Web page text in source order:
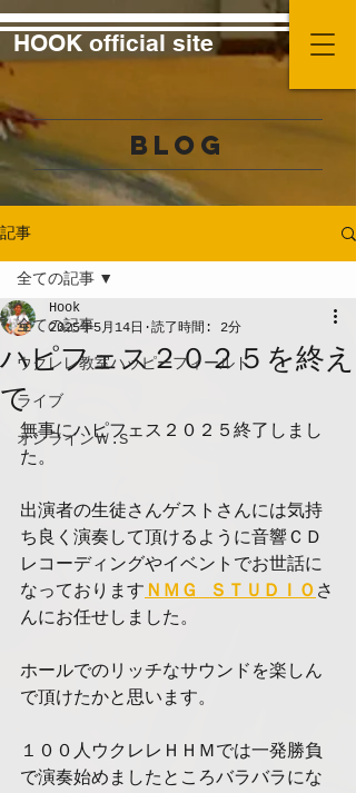
HOOK official site
BLOG
記事
全ての記事
ウクレレ教室ハッピーフィールド
ライブ
オンラインＷ.S
全ての記事
ハピフェス２０２５を終え
て
Hook
2025年5月14日
読了時間: 2分
無事にハピフェス２０２５終了しまし
た。
出演者の生徒さんゲストさんには気持
ち良く演奏して頂けるように音響ＣＤ
レコーディングやイベントでお世話に
なっております ＮＭＧ ＳＴＵＤＩＯ さ
んにお任せしました。
ホールでのリッチなサウンドを楽しん
で頂けたかと思います。
１００人ウクレレＨＨＭでは一発勝負
で演奏始めましたところバラバラにな